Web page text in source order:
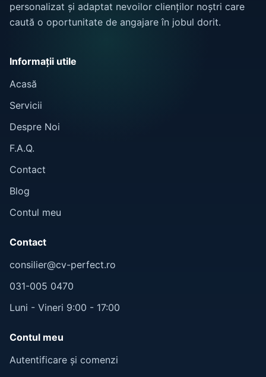
personalizat și adaptat nevoilor clienților noștri care
caută o oportunitate de angajare în jobul dorit.
Informații utile
Acasă
Servicii
Despre Noi
F.A.Q.
Contact
Blog
Contul meu
Contact
consilier@cv-perfect.ro
031-005 0470
Luni - Vineri 9:00 - 17:00
Contul meu
Autentificare și comenzi